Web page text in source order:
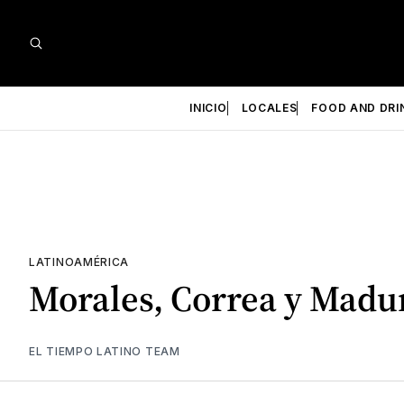
INICIO LOCALES FOOD AND
LATINOAMÉRICA
Morales, Correa y
EL TIEMPO LATINO TEAM